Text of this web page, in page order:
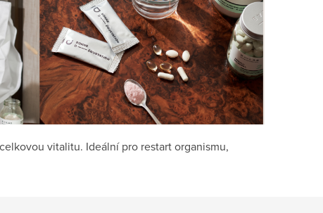
vitalitu. Ideální pro restart organismu,